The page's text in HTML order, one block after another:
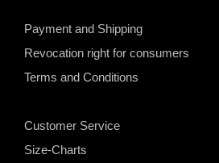
Payment and Shipping
Revocation right for consumers
Terms and Conditions
Customer Service
Size-Charts